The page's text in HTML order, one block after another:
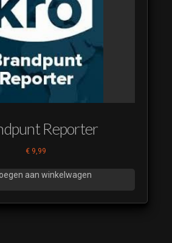
Reporter
€ 9,99
aan winkelwagen